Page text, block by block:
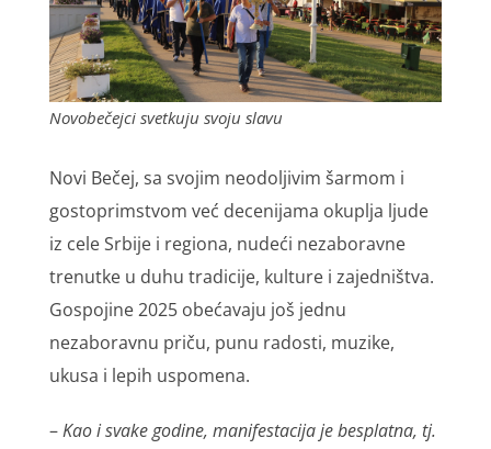
Novobečejci svetkuju svoju slavu
Novi Bečej, sa svojim neodoljivim šarmom i
gostoprimstvom već decenijama okuplja ljude
iz cele Srbije i regiona, nudeći nezaboravne
trenutke u duhu tradicije, kulture i zajedništva.
Gospojine 2025 obećavaju još jednu
nezaboravnu priču, punu radosti, muzike,
ukusa i lepih uspomena.
–Kao i svake godine, manifestacija je besplatna, tj.